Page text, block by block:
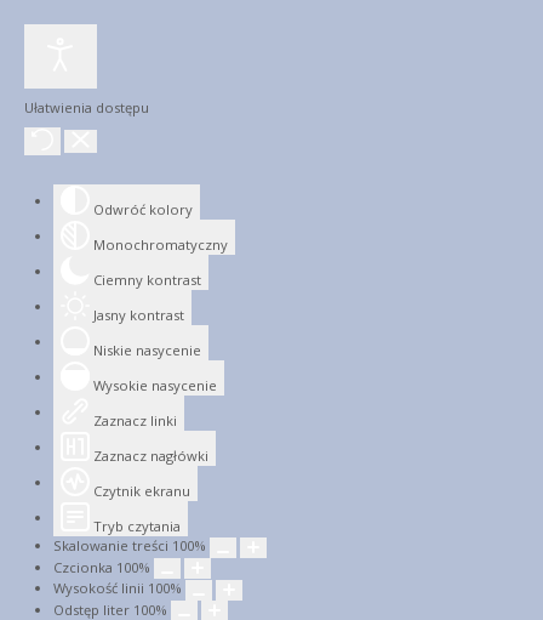
Ułatwienia dostępu
Odwróć kolory
Monochromatyczny
Ciemny kontrast
Jasny kontrast
Niskie nasycenie
Wysokie nasycenie
Zaznacz linki
Zaznacz nagłówki
Czytnik ekranu
Tryb czytania
Skalowanie treści 100%
Czcionka 100%
Wysokość linii 100%
Odstęp liter 100%